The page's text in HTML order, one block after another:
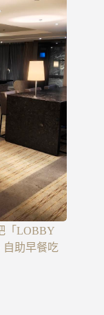
「LOBBY
自助早餐吃